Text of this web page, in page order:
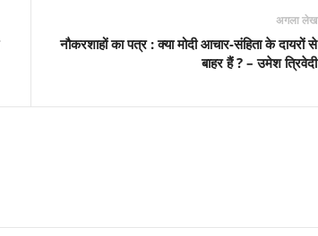
अगला लेख
नौकरशाहों का पत्र : क्या मोदी आचार-संहिता के दायरों से
बाहर हैं ? – उमेश त्रिवेदी